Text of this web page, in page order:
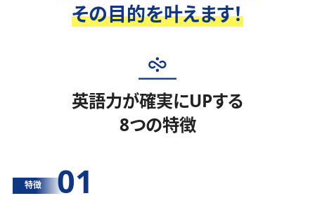
その目的を叶えます！
英語力が確実にUPする
8つの特徴
特徴 01